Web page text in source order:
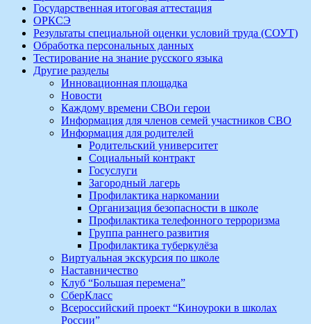
Государственная итоговая аттестация
ОРКСЭ
Результаты специальной оценки условий труда (СОУТ)
Обработка персональных данных
Тестирование на знание русского языка
Другие разделы
Инновационная площадка
Новости
Каждому времени СВОи герои
Информация для членов семей участников СВО
Информация для родителей
Родительский университет
Социальный контракт
Госуслуги
Загородный лагерь
Профилактика наркомании
Организация безопасности в школе
Профилактика телефонного терроризма
Группа раннего развития
Профилактика туберкулёза
Виртуальная экскурсия по школе
Наставничество
Клуб “Большая перемена”
СберКласс
Всероссийский проект “Киноуроки в школах
России”